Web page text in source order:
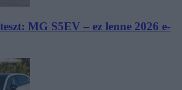
MG S5EV – ez lenne 2026 e-